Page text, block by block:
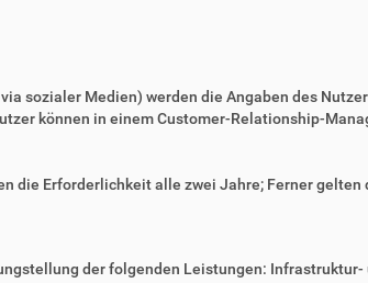
sozialer Medien) werden die Angaben des
können in einem Customer-Relationship-
die Erforderlichkeit alle zwei Jahre; Ferner
der folgenden Leistungen: